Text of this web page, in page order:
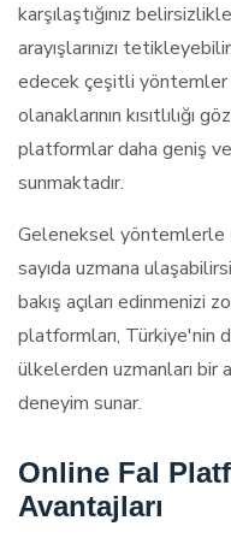
karşılaştığınız
arayışlarınızı
edecek çeşitli yöntemler
olanaklarının kısıtlılığı
platformlar daha geniş
sunmaktadır.
Geleneksel yöntemlerle
sayıda uzmana
bakış açıları edinmenizi
platformları, Türkiye'nin
ülkelerden uzmanları bir
deneyim sunar.
Online Fal
Avantajları